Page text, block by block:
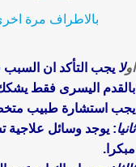
بالاطراف مرة
اولا يجب التأكد ان
بالقدم اليسرى فقط
يجب استشارة طبيب
ثانيا: يوجد وسائل علاجية
مبكرا.